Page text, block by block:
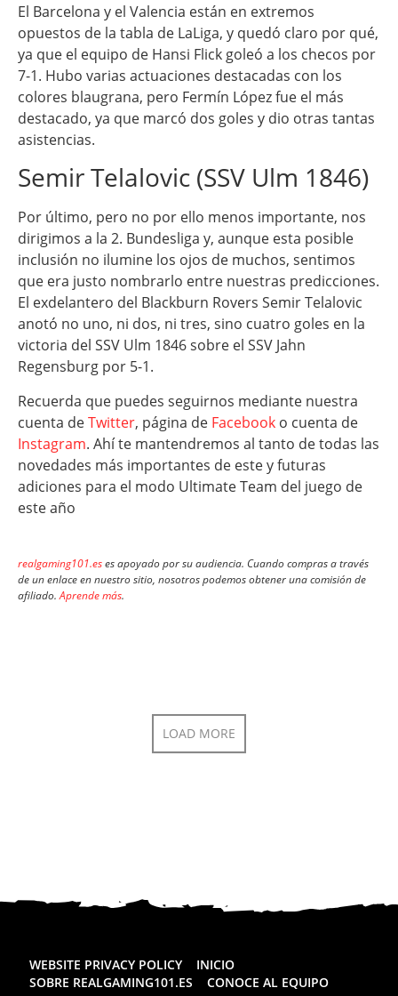
El Barcelona y el Valencia están en extremos
opuestos de la tabla de LaLiga, y quedó claro por qué,
ya que el equipo de Hansi Flick goleó a los checos por
7-1. Hubo varias actuaciones destacadas con los
colores blaugrana, pero Fermín López fue el más
destacado, ya que marcó dos goles y dio otras tantas
asistencias.
Semir Telalovic (SSV Ulm 1846)
Por último, pero no por ello menos importante, nos
dirigimos a la 2. Bundesliga y, aunque esta posible
inclusión no ilumine los ojos de muchos, sentimos
que era justo nombrarlo entre nuestras predicciones.
El exdelantero del Blackburn Rovers Semir Telalovic
anotó no uno, ni dos, ni tres, sino cuatro goles en la
victoria del SSV Ulm 1846 sobre el SSV Jahn
Regensburg por 5-1.
Recuerda que puedes seguirnos mediante nuestra
cuenta deTwitter, página de Facebook o cuenta de
Instagram. Ahí te mantendremos al tanto de todas las
novedades más importantes de este y futuras
adiciones para el modo Ultimate Team del juego de
este año
realgaming101.eses apoyado por su audiencia. Cuando compras a través
de un enlace en nuestro sitio, nosotros podemos obtener una comisión de
afiliado.Aprende más.
LOAD MORE
WEBSITE PRIVACY POLICY
INICIO
SOBRE REALGAMING101.ES
CONOCE AL EQUIPO